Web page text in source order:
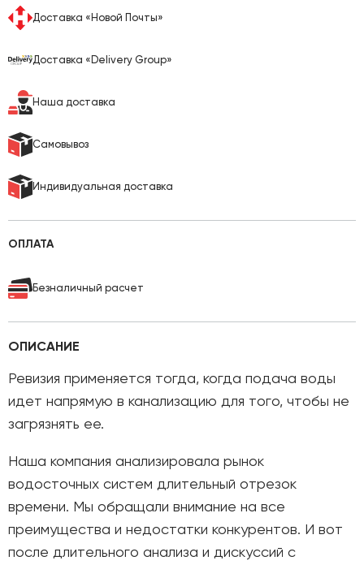
Доставка «Новой Почты»
Доставка «Delivery Group»
Наша доставка
Самовывоз
Индивидуальная доставка
ОПЛАТА
Безналичный расчет
ОПИСАНИЕ
Ревизия применяется тогда, когда подача воды
идет напрямую в канализацию для того, чтобы не
загрязнять ее.
Наша компания анализировала рынок
водосточных систем длительный отрезок
времени. Мы обращали внимание на все
преимущества и недостатки конкурентов. И вот
после длительного анализа и дискуссий с